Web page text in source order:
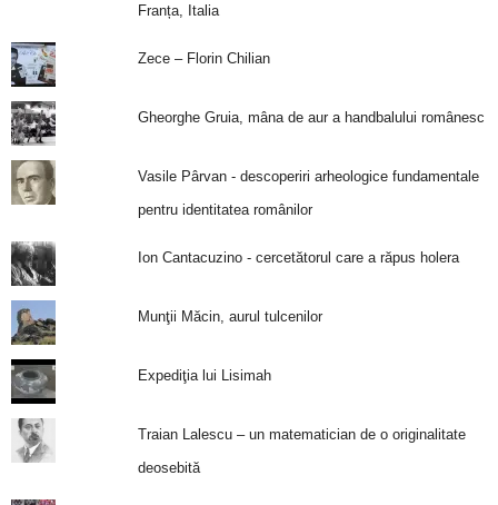
Franța, Italia
Zece – Florin Chilian
Gheorghe Gruia, mâna de aur a handbalului românesc
Vasile Pârvan - descoperiri arheologice fundamentale
pentru identitatea românilor
Ion Cantacuzino - cercetătorul care a răpus holera
Munţii Măcin, aurul tulcenilor
Expediţia lui Lisimah
Traian Lalescu – un matematician de o originalitate
deosebită